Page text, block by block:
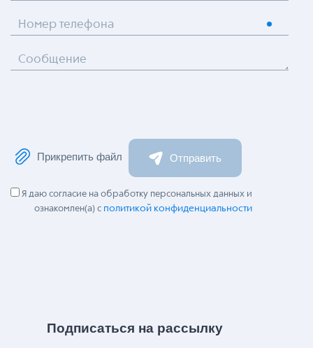
Номер телефона
Сообщение
Прикрепить файл Отправить
Я даю согласие на обработку персональных данных и
ознакомлен(а) с политикой конфиденциальности
Подписаться на рассылку